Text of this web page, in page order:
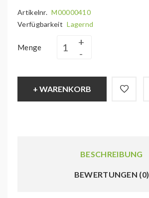
Artikelnr. M00000410
Verfügbarkeit Lagernd
Menge
+ WARENKORB
BESCHREIBUNG
BEWERTUNGEN (0)